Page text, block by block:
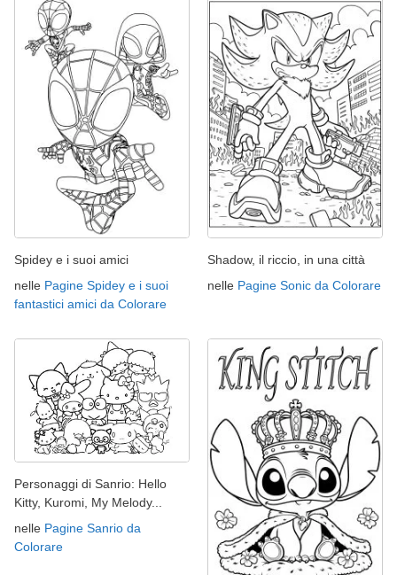
Spidey e i suoi amici
nelle Pagine Spidey e i suoi
fantastici amici da Colorare
Shadow, il riccio, in una città
nelle Pagine Sonic da Colorare
Personaggi di Sanrio: Hello
Kitty, Kuromi, My Melody...
nelle Pagine Sanrio da
Colorare